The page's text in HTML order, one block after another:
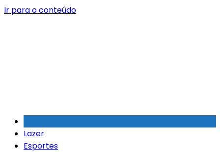
Ir para o conteúdo
Lazer
Esportes